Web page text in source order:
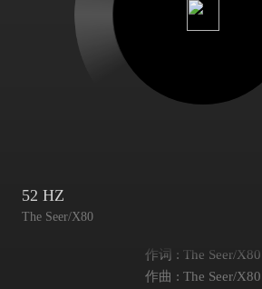
52 HZ
The Seer/X80
作词 : The Seer/X80
作曲 : The Seer/X80